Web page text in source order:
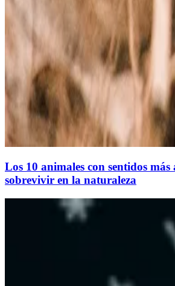
Los 10 animales con sentidos
sobrevivir en la naturaleza